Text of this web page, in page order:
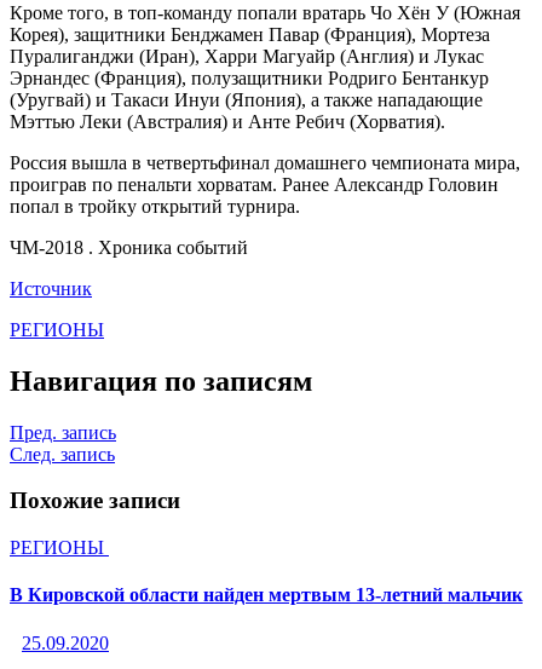
Кроме того, в топ-команду попали вратарь Чо Хён У (Южная
Корея), защитники Бенджамен Павар (Франция), Мортеза
Пуралиганджи (Иран), Харри Магуайр (Англия) и Лукас
Эрнандес (Франция), полузащитники Родриго Бентанкур
(Уругвай) и Такаси Инуи (Япония), а также нападающие
Мэттью Леки (Австралия) и Анте Ребич (Хорватия).
Россия вышла в четвертьфинал домашнего чемпионата мира,
проиграв по пенальти хорватам. Ранее Александр Головин
попал в тройку открытий турнира.
ЧМ-2018 . Хроника событий
Источник
РЕГИОНЫ
Навигация по записям
Пред. запись
След. запись
Похожие записи
РЕГИОНЫ
В Кировской области найден мертвым 13-летний мальчик
25.09.2020